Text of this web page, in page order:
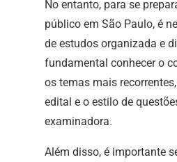
No entanto, para se
público em São Paulo, é
de estudos organizada e
fundamental conhecer o
os temas mais
edital e o estilo de
examinadora.
Além disso, é importante